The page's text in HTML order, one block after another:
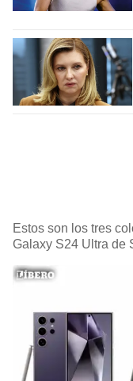
Estos son los tres
Galaxy S24 Ultra de